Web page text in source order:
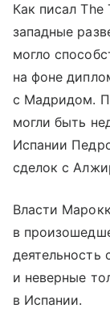
Как писал The
западные
могло
на фоне
с Мадридом.
могли быть
Испании
сделок с
Власти
в
деятельность
и неверные
в Испании.